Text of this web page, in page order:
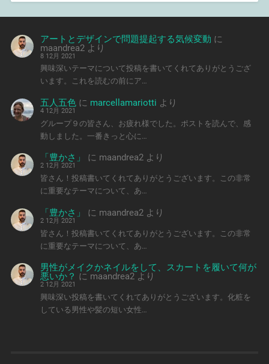
アートとデザインで問題提起する気候変動 に
maandrea2 より
8 12月 2021
興味深いテーマについて投稿を書いてくれてありがとうござ
います。これを読むの前にア…
五人五色 に marcellamariotti より
4 12月 2021
グループ９の皆さん、お疲れ様でした。ポストを読んで、感
動しました。一番きっと心に…
「豊かさ」 に maandrea2 より
2 12月 2021
皆さん！投稿書いてくれてありがとうございます。この非常
に重要なテーマについて、あ…
「豊かさ」 に maandrea2 より
2 12月 2021
皆さん！投稿書いてくれてありがとうございます。この非常
に重要なテーマについて、あ…
男性がメイクかネイルをして、スカートを履いて何が
悪いか？ に maandrea2 より
2 12月 2021
興味深い投稿を書いてくれてありがとうございます。化粧を
している男性や髪の短い女性…